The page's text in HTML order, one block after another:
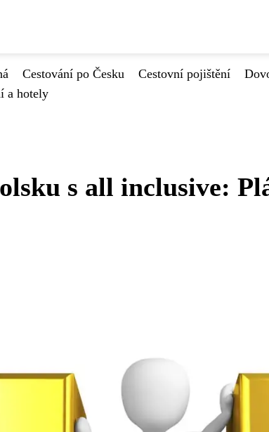
Cestování po Česku Cestovní pojištění
a hotely
s all inclusive: